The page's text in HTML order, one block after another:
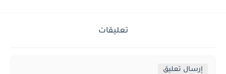
تعليقات
إرسال تعليق